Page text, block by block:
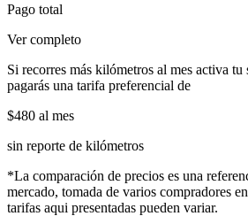
Pago total
Ver completo
Si recorres más kilómetros al mes activa tu
pagarás una tarifa preferencial de
$480 al mes
sin reporte de kilómetros
*La comparación de precios es una
mercado, tomada de varios compradores
tarifas aqui presentadas pueden variar.